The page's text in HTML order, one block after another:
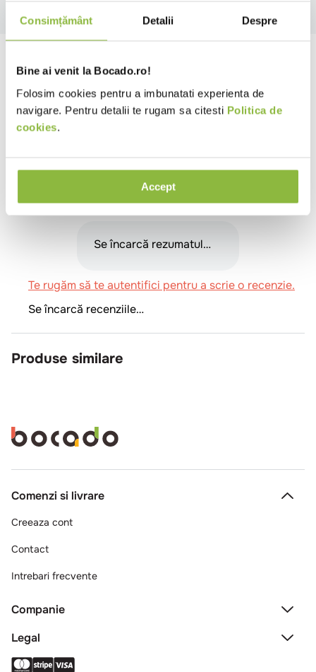
Consimțământ Detalii Despre
Bine ai venit la Bocado.ro!
Folosim cookies pentru a imbunatati experienta de
navigare. Pentru detalii te rugam sa citesti Politica de
cookies.
Accept
Specificatii Review-uri
Tip folie
Folie prospetime
Grosime folie (microni)
Review-uri
Se încarcă rezumatul…
Te rugăm să te autentifici pentru a scrie o recenzie.
Se încarcă recenziile…
Produse similare
Comenzi si livrare
Creeaza cont
Contact
Intrebari frecvente
Companie
Legal